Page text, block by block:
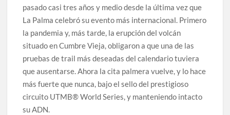
pasado casi tres años y medio desde la última vez que
La Palma celebró su evento más internacional. Primero
la pandemia y, más tarde, la erupción del volcán
situado en Cumbre Vieja, obligaron a que una de las
pruebas de trail más deseadas del calendario tuviera
que ausentarse. Ahora la cita palmera vuelve, y lo hace
más fuerte que nunca, bajo el sello del prestigioso
circuito UTMB® World Series, y manteniendo intacto
su ADN.